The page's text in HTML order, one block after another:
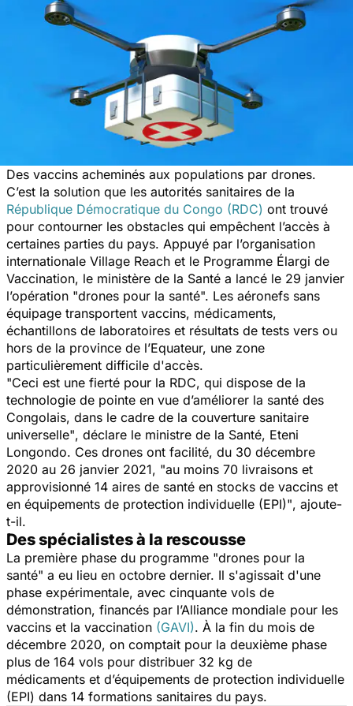
Des vaccins acheminés aux populations par drones.
C’est la solution que les autorités sanitaires de la
République Démocratique du Congo (RDC) ont trouvé
pour contourner les obstacles qui empêchent l’accès à
certaines parties du pays. Appuyé par l’organisation
internationale Village Reach et le Programme Élargi de
Vaccination, le ministère de la Santé a lancé le 29 janvier
l’opération "drones pour la santé". Les aéronefs sans
équipage transportent vaccins, médicaments,
échantillons de laboratoires et résultats de tests vers ou
hors de la province de l’Equateur, une zone
particulièrement difficile d'accès.
"Ceci est une fierté pour la RDC, qui dispose de la
technologie de pointe en vue d’améliorer la santé des
Congolais, dans le cadre de la couverture sanitaire
universelle", déclare le ministre de la Santé, Eteni
Longondo. Ces drones ont facilité, du 30 décembre
2020 au 26 janvier 2021, "au moins 70 livraisons et
approvisionné 14 aires de santé en stocks de vaccins et
en équipements de protection individuelle (EPI)", ajoute-
t-il.
Des spécialistes à la rescousse
La première phase du programme "drones pour la
santé" a eu lieu en octobre dernier. Il s'agissait d'une
phase expérimentale, avec cinquante vols de
démonstration, financés par l’Alliance mondiale pour les
vaccins et la vaccination (GAVI). À la fin du mois de
décembre 2020, on comptait pour la deuxième phase
plus de 164 vols pour distribuer 32 kg de
médicaments et d’équipements de protection individuelle
(EPI) dans 14 formations sanitaires du pays.